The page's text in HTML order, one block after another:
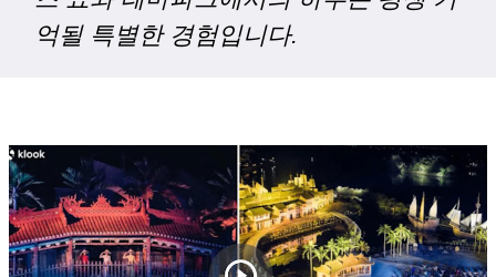
억될 특별한 경험입니다.